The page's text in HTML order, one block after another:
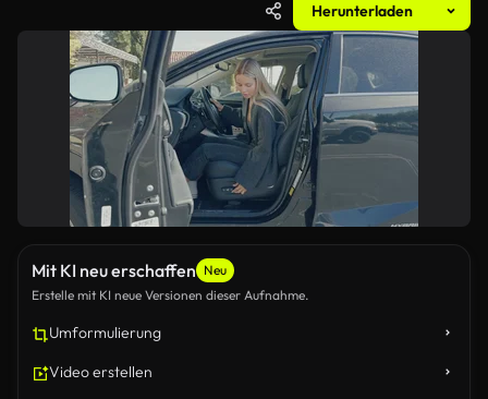
Herunterladen
Mit KI neu erschaffen Neu
Erstelle mit KI neue Versionen dieser Aufnahme.
Umformulierung
Video erstellen